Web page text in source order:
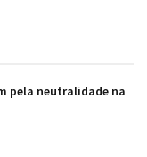
pela neutralidade na